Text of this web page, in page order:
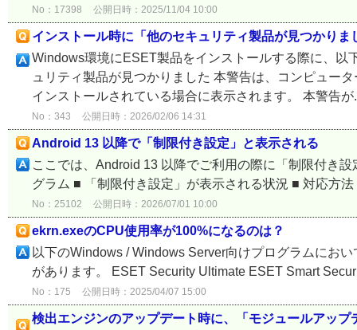
No：17398 公開日時：2025/11/04 10:00
インストール時に「他のセキュリティ製品が見つかり
Windows環境にESET製品をインストールする際に、以
ュリティ製品が見つかりました 本警告は、コンピュー
インストールされている場合に表示されます。 本警告
No：343 公開日時：2026/02/06 14:31
Android 13 以降で「制限付き設定」と表示される
ここでは、Android 13 以降でご利用の際に「制限付き
グラム ■ 「制限付き設定」が表示される状況 ■ 対応方
No：25102 公開日時：2026/07/01 10:00
ekrn.exeのCPU使用率が100%になるのは？
以下のWindows / Windows Server向けプログラムにお
があります。 ESET Security Ultimate ESET Smart
No：175 公開日時：2025/04/07 15:00
検出エンジンのアップデート時に、「モジュールアッ